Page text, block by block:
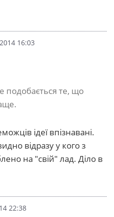
16:03
подобається те, що
ідеї впізнавані.
відразу у кого з
на "свій" лад. Діло в
22:38